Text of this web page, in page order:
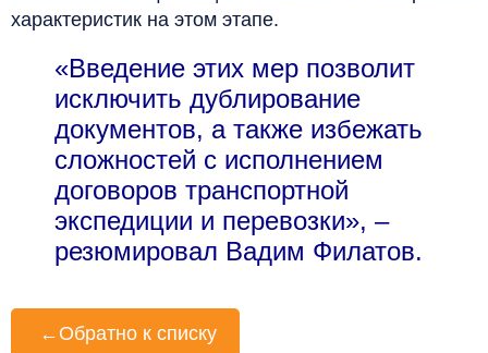
характеристик на этом этапе.
«Введение этих мер позволит
исключить дублирование
документов, а также избежать
сложностей с исполнением
договоров транспортной
экспедиции и перевозки», –
резюмировал Вадим Филатов.
← Обратно к списку